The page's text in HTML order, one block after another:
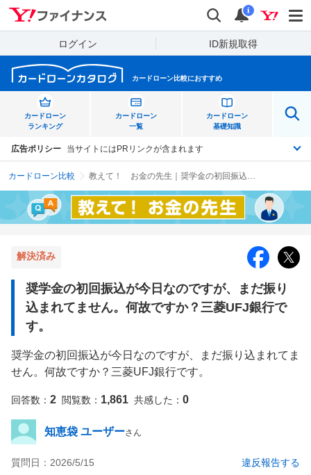
Yahoo!ファイナンス
検索 通知
i
ログイン ID新規取得
カードローン比較におすすめ
カードローン
ランキング
カードローン
一覧
カードローン
基礎知識
広告ポリシー 当サイトにはPRリンクが含まれます
カードローン比較 教えて！ お金の先生｜奨学金の初回振込が今日なのですが、まだ振り込まれてません。何故ですか？三菱UFJ銀行です。
解決済み
奨学金の初回振込が今日なのですが、まだ振り
込まれてません。何故ですか？三菱UFJ銀行で
す。
奨学金の初回振込が今日なのですが、まだ振り込まれてま
せん。何故ですか？三菱UFJ銀行です。
回答数： 2 閲覧数： 1,861 共感した： 0
知恵袋 ユーザーさん
質問日： 2026/5/15 違反報告する